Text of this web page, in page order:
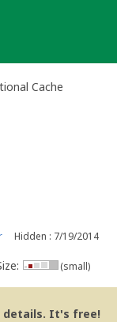
Cache
Hidden : 7/19/2014
(small)
details. It's free!